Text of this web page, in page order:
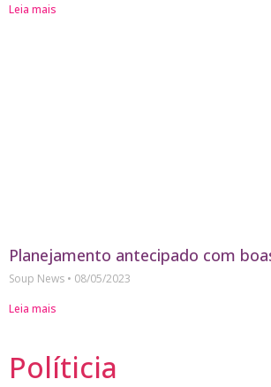
Leia mais
Planejamento antecipado com
Soup News
08/05/2023
Leia mais
Políticia